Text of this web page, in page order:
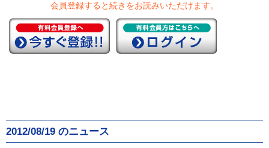
会員登録すると続きをお読みいただけます。
2012/08/19 のニュース